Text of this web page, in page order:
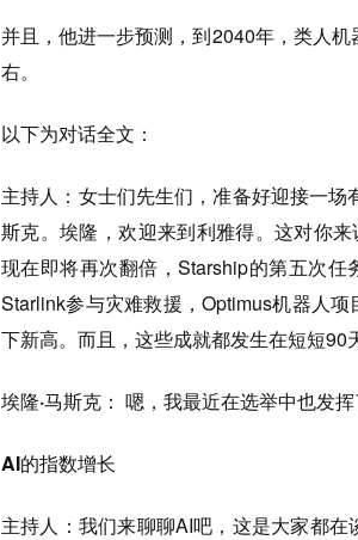
并且，他进一步预测，到2040年，类人
右。
以下为对话全文：
主持人： 女士们先生们，准备好迎接一场
斯克。埃隆，欢迎来到利雅得。这对你
现在即将再次翻倍，Starship的第五次任
Starlink参与灾难救援，Optimus机器人
下新高。而且，这些成就都发生在短短90
埃隆·马斯克： 嗯，我最近在选举中也发
AI的指数增长
主持人： 我们来聊聊AI吧，这是大家都在